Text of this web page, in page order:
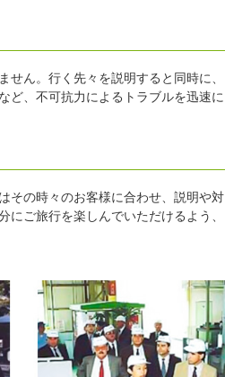
ん。行く先々を説明すると同時に、
ど、不可抗力によるトラブルを迅速に
その時々のお客様に合わせ、説明や対
ご旅行を楽しんでいただけるよう、